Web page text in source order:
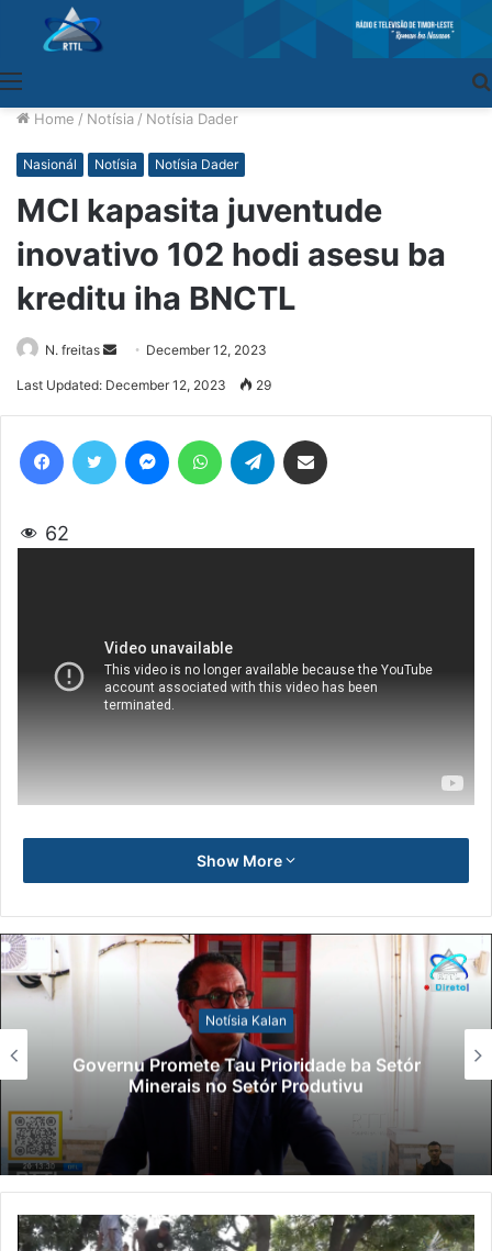
Home / Notísia / Notísia Dader
Nasionál Notísia Notísia Dader
MCI kapasita juventude
inovativo 102 hodi asesu ba
kreditu iha BNCTL
N. freitas
SendDecember 12, 2023
Last Updated: December 12, 2023 29
62
Show More
Notísia Kalan
Governu Promete Tau Prioridade ba Setór
Minerais no Setór Produtivu